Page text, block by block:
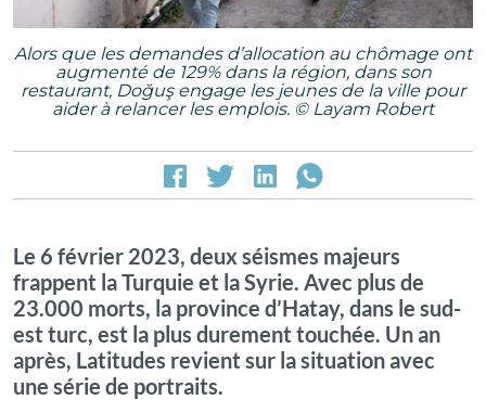
Alors que les demandes d’allocation au chômage ont
augmenté de 129% dans la région, dans son
restaurant, Doğuş engage les jeunes de la ville pour
aider à relancer les emplois. © Layam Robert
Le 6 février 2023, deux séismes majeurs
frappent la Turquie et la Syrie. Avec plus de
23.000 morts, la province d’Hatay, dans le sud-
est turc, est la plus durement touchée. Un an
après, Latitudes revient sur la situation avec
une série de portraits.